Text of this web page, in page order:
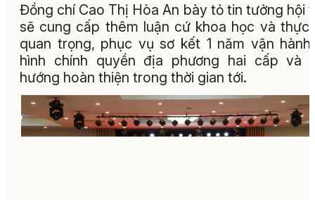
Đồng chí Cao Thị Hòa An bày tỏ tin tưởng hội
sẽ cung cấp thêm luận cứ khoa học và thực
quan trọng, phục vụ sơ kết 1 năm vận
hình chính quyền địa phương hai cấp và
hướng hoàn thiện trong thời gian tới.